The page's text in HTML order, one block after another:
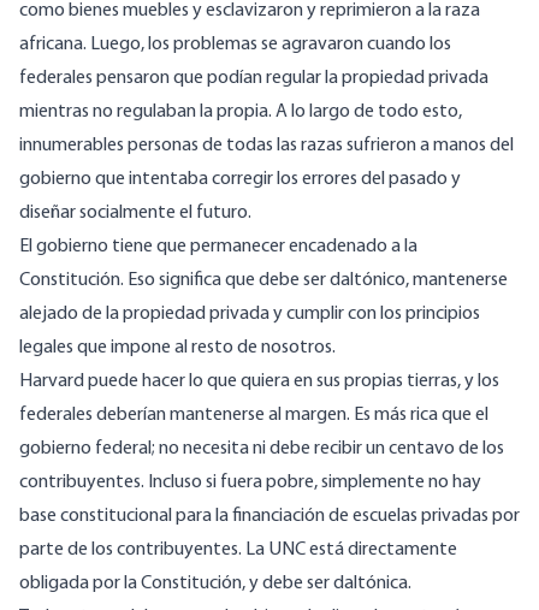
como bienes muebles y esclavizaron y reprimieron a la raza
africana. Luego, los problemas se agravaron cuando los
federales pensaron que podían regular la propiedad privada
mientras no regulaban la propia. A lo largo de todo esto,
innumerables personas de todas las razas sufrieron a manos del
gobierno que intentaba corregir los errores del pasado y
diseñar socialmente el futuro.
El gobierno tiene que permanecer encadenado a la
Constitución. Eso significa que debe ser daltónico, mantenerse
alejado de la propiedad privada y cumplir con los principios
legales que impone al resto de nosotros.
Harvard puede hacer lo que quiera en sus propias tierras, y los
federales deberían mantenerse al margen. Es más rica que el
gobierno federal; no necesita ni debe recibir un centavo de los
contribuyentes. Incluso si fuera pobre, simplemente no hay
base constitucional para la financiación de escuelas privadas por
parte de los contribuyentes. La UNC está directamente
obligada por la Constitución, y debe ser daltónica.